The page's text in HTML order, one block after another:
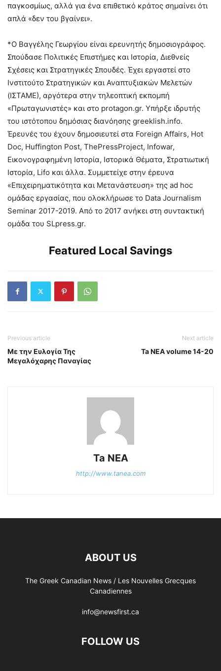
παγκοσμίως, αλλά για ένα επιθετικό κράτος σημαίνει ότι
απλά «δεν του βγαίνει».
*O Βαγγέλης Γεωργίου είναι ερευνητής δημοσιογράφος.
Σπούδασε Πολιτικές Επιστήμες και Ιστορία, Διεθνείς
Σχέσεις και Στρατηγικές Σπουδές. Έχει εργαστεί στο
Ινστιτούτο Στρατηγικών και Αναπτυξιακών Μελετών
(ΙΣΤΑΜΕ), αργότερα στην τηλεοπτική εκπομπή
«Πρωταγωνιστές» και στο protagon.gr. Υπήρξε ιδρυτής
του ιστότοπου δημόσιας διανόησης greeklish.info.
Έρευνές του έχουν δημοσιευτεί στα Foreign Affairs, Hot
Doc, Huffington Post, ThePressProject, Infowar,
Εικονογραφημένη Ιστορία, Ιστορικά Θέματα, Στρατιωτική
Ιστορία, Lifo και άλλα. Συμμετείχε στην έρευνα
«Επιχειρηματικότητα και Μετανάστευση» της ad hoc
ομάδας εργασίας, που ολοκλήρωσε το Data Journalism
Seminar 2017-2019. Από το 2017 ανήκει στη συντακτική
ομάδα του SLpress.gr.
Featured Local Savings
Previous article
Με την Ευλογία Της
Μεγαλόχαρης Παναγίας
Next article
Ta NEA volume 14-20
Ta NEA
http://www.tanea.com
ABOUT US
The Greek Canadian News / Les Nouvelles Grecques
Canadiennes
info@newsfirst.ca
FOLLOW US